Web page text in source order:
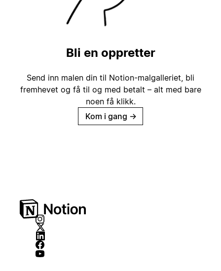
Bli en oppretter
Send inn malen din til Notion-malgalleriet, bli
fremhevet og få til og med betalt – alt med bare
noen få klikk.
Kom i gang →